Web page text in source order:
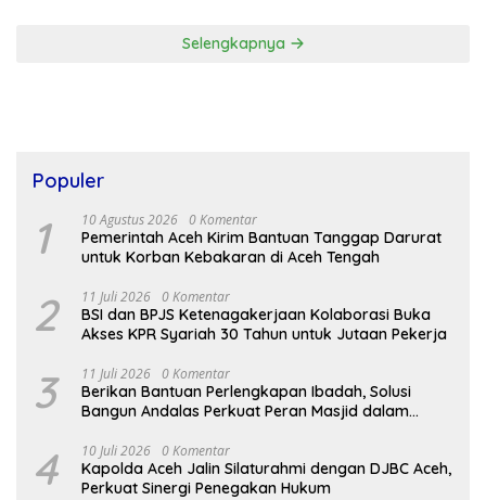
Selengkapnya
Populer
1 10 Agustus 2026 0 Komentar
Pemerintah Aceh Kirim Bantuan Tanggap Darurat
untuk Korban Kebakaran di Aceh Tengah
2 11 Juli 2026 0 Komentar
BSI dan BPJS Ketenagakerjaan Kolaborasi Buka
Akses KPR Syariah 30 Tahun untuk Jutaan Pekerja
3 11 Juli 2026 0 Komentar
Berikan Bantuan Perlengkapan Ibadah, Solusi
Bangun Andalas Perkuat Peran Masjid dalam
4 10 Juli 2026 0 Komentar
Kapolda Aceh Jalin Silaturahmi dengan DJBC Aceh,
Perkuat Sinergi Penegakan Hukum